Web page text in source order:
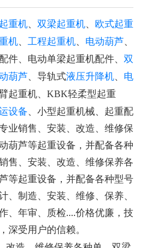
重机 双梁起重机
欧式起重
机 工程起重机 电动葫芦
件、电动单梁起重机配件、 双
葫芦 、导轨式液压升降机
电
臂起重机、KBK轻柔型起重
设备 、小型起重机械、起重配
业销售、安装、改造、维修保
葫芦等起重设备，并配备各种
售、安装、改造、维修保养各
等起重设备，并配备各种型号
、制造、安装、维修、保养、
、年审、质检....价格优廉，技
深受用户的信赖。